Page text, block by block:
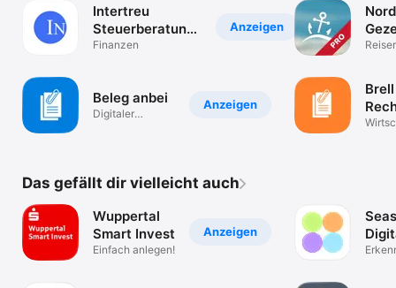
Anzeigen
Intertreu
Steuerberatungs
GmbH
Finanzen
Anzeigen
Beleg anbei
Digitaler
Brell
Das gefällt dir vielleicht auch
Anzeigen
Wuppertal
Smart Invest
Einfach anlegen!